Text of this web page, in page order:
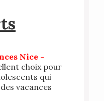
Nice -
choix pour
qui
vacances